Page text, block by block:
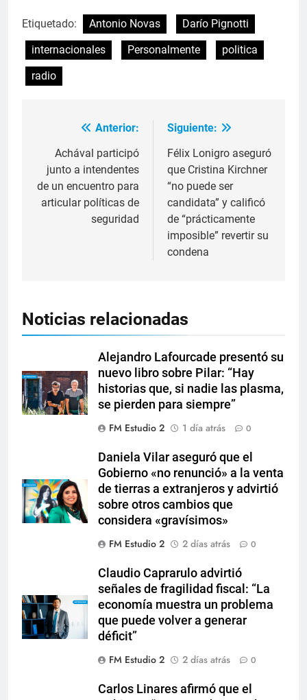
Etiquetado: Antonio Novas
Darío Pignotti
internacionales
Personalmente
politica
radio
Anterior:
Achával participó
junto a intendentes
de un encuentro para
articular políticas de
seguridad
Siguiente:
Félix Lonigro aseguró
que Cristina Kirchner
“no puede ser
candidata” y calificó
de “prácticamente
imposible” revertir su
condena
Noticias relacionadas
Alejandro Lafourcade presentó su
nuevo libro sobre Pilar: “Hay
historias que, si nadie las plasma,
se pierden para siempre”
FM Estudio 2
1 día atrás 0
Daniela Vilar aseguró que el
Gobierno «no renunció» a la venta
de tierras a extranjeros y advirtió
sobre otros cambios que
considera «gravísimos»
FM Estudio 2
2 días atrás 0
Claudio Caprarulo advirtió
señales de fragilidad fiscal: “La
economía muestra un problema
que puede volver a generar
déficit”
FM Estudio 2
2 días atrás 0
Carlos Linares afirmó que el